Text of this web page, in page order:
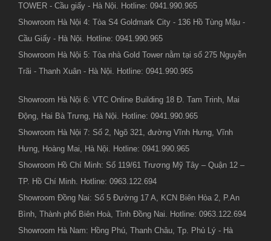
TOWER - Cầu giấy - Hà Nội. Hotline: 0941.990.965
Showroom Hà Nội 4: Tòa S4 Goldmark City - 136 Hồ Tùng Mậu -
Cầu Giấy - Hà Nội. Hotline: 0941.990.965
Showroom Hà Nội 5: Tòa nhà Gold Tower nằm tại số 275 Nguyễn
Trãi - Thanh Xuân - Hà Nội. Hotline: 0941.990.965
Showroom Hà Nội 6: VTC Online Building 18 Đ. Tam Trinh, Mai
Động, Hai Bà Trưng, Hà Nội. Hotline: 0941.990.965
Showroom Hà Nội 7: Số 2, Ngõ 321, đường Vĩnh Hưng, Vĩnh
Hưng, Hoàng Mai, Hà Nội. Hotline: 0941.990.965
Showroom Hồ Chí Minh: Số 119/61 Trương Mỹ Tây – Quận 12 –
TP. Hồ Chí Minh. Hotline: 0963.122.694
Showroom Đồng Nai: Số 5 Đường 17 A, KCN Biên Hòa 2, P.An
Bình, Thành phố Biên Hoà, Tỉnh Đồng Nai. Hotline: 0963.122.694
Showroom Hà Nam: Hồng Phú, Thanh Châu, Tp. Phủ Lý - Hà